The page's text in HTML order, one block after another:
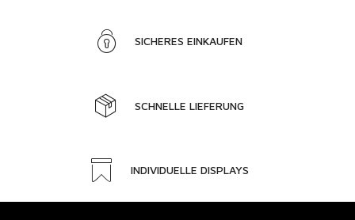
SICHERES EINKAUFEN
SCHNELLE LIEFERUNG
INDIVIDUELLE DISPLAYS